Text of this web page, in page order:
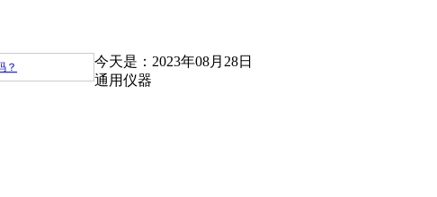
？
今天是：2023年08月28日
通用仪器